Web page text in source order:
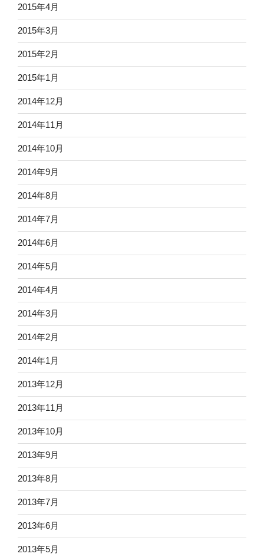
2015年4月
2015年3月
2015年2月
2015年1月
2014年12月
2014年11月
2014年10月
2014年9月
2014年8月
2014年7月
2014年6月
2014年5月
2014年4月
2014年3月
2014年2月
2014年1月
2013年12月
2013年11月
2013年10月
2013年9月
2013年8月
2013年7月
2013年6月
2013年5月